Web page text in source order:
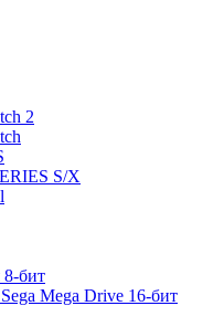
2
S/X
бит
Mega Drive 16-бит